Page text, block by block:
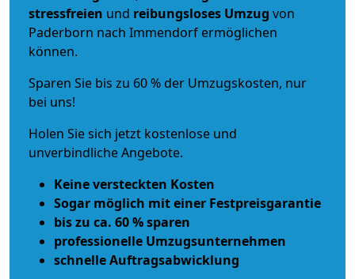
stressfreien und reibungsloses Umzug von
Paderborn nach Immendorf ermöglichen
können.
Sparen Sie bis zu 60 % der Umzugskosten, nur
bei uns!
Holen Sie sich jetzt kostenlose und
unverbindliche Angebote.
Keine versteckten Kosten
Sogar möglich mit einer Festpreisgarantie
bis zu ca. 60 % sparen
professionelle Umzugsunternehmen
schnelle Auftragsabwicklung